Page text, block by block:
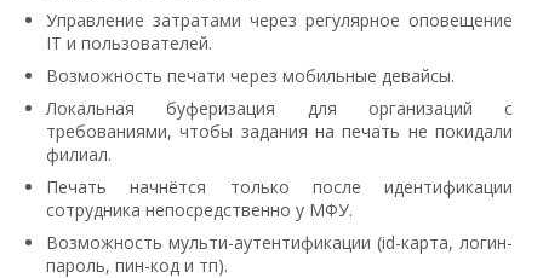
Управление затратами через регулярное оповещение
IT и пользователей.
Возможность печати через мобильные девайсы.
Локальная буферизация для организаций с
требованиями, чтобы задания на печать не покидали
филиал.
Печать начнётся только после идентификации
сотрудника непосредственно у МФУ.
Возможность мульти-аутентификации (id-карта, логин-
пароль, пин-код и тп).